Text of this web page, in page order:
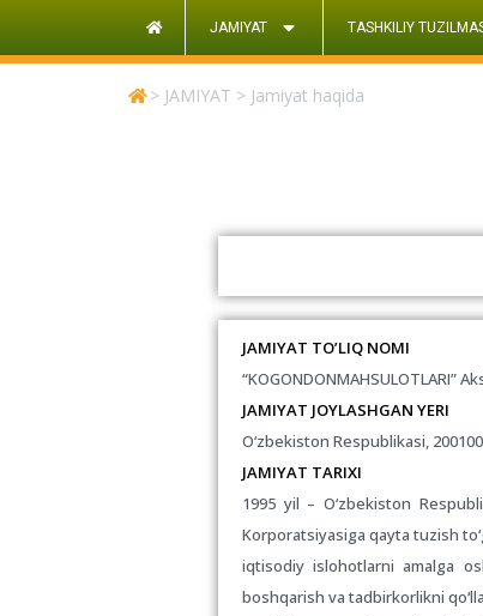
JAMIYAT TASHKILIY
> JAMIYAT > Jamiyat haqida
JAMIYAT TO’LIQ NOMI
“KOGONDONMAHSULOTLARI”
JAMIYAT JOYLASHGAN YERI
O‘zbekiston Respublikasi,
JAMIYAT TARIXI
1995 yil – O‘zbekiston
Korporatsiyasiga qayta tuzish
iqtisodiy islohotlarni amalga
boshqarish va tadbirkorlikni